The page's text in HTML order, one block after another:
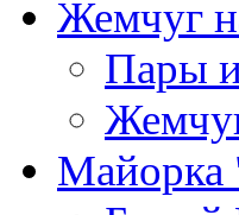
Жемчуг
Пары
Майорка